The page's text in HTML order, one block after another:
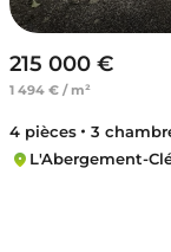
215 000 €
1 494 € / m²
4 pièces 3
L'Abergement-